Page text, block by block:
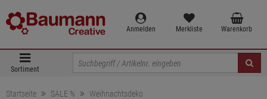
Anmelden Merkliste Warenkorb
Sortiment
Startseite SALE %
Weihnachtsdeko